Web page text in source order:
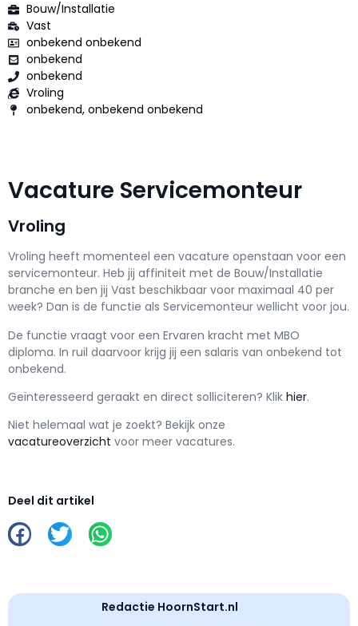
Bouw/Installatie
Vast
onbekend onbekend
onbekend
onbekend
Vroling
onbekend, onbekend onbekend
Vacature Servicemonteur
Vroling
Vroling heeft momenteel een vacature openstaan voor een
servicemonteur. Heb jij affiniteit met de Bouw/Installatie
branche en ben jij Vast beschikbaar voor maximaal 40 per
week? Dan is de functie als Servicemonteur wellicht voor jou.
De functie vraagt voor een Ervaren kracht met MBO
diploma. In ruil daarvoor krijg jij een salaris van onbekend tot
onbekend.
Geïnteresseerd geraakt en direct solliciteren? Klik hier.
Niet helemaal wat je zoekt? Bekijk onze
vacatureoverzicht voor meer vacatures.
Deel dit artikel
Redactie HoornStart.nl